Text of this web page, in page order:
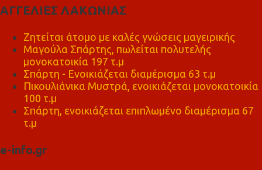
ΑΓΓΕΛΙΕΣ ΛΑΚΩΝΙΑΣ
Ζητείται άτομο με καλές γνώσεις μαγειρικής
Μαγούλα Σπάρτης, πωλείται πολυτελής
μονοκατοικία 197 τ.μ
Σπάρτη - Ενοικιάζεται διαμέρισμα 63 τ.μ
Πικουλιάνικα Μυστρά, ενοικιάζεται μονοκατοικία
100 τ.μ
Σπάρτη, ενοικιάζεται επιπλωμένο διαμέρισμα 67
τ.μ
e-info.gr